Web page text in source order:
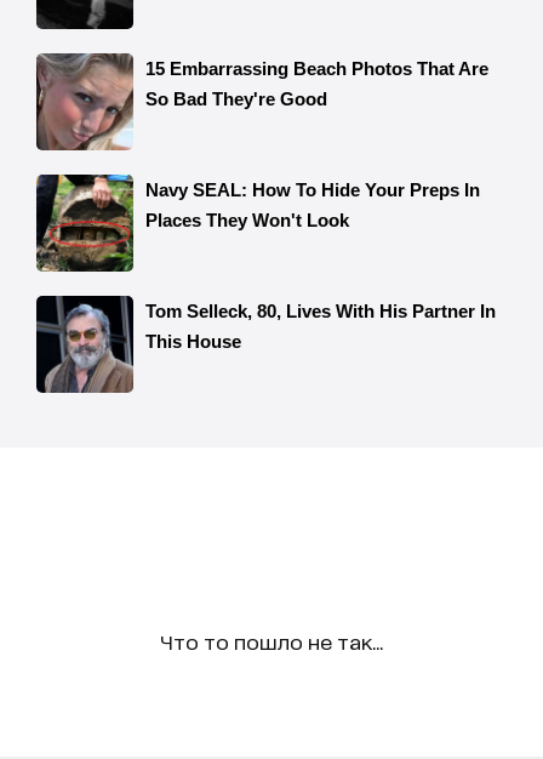
Что то пошло не так...